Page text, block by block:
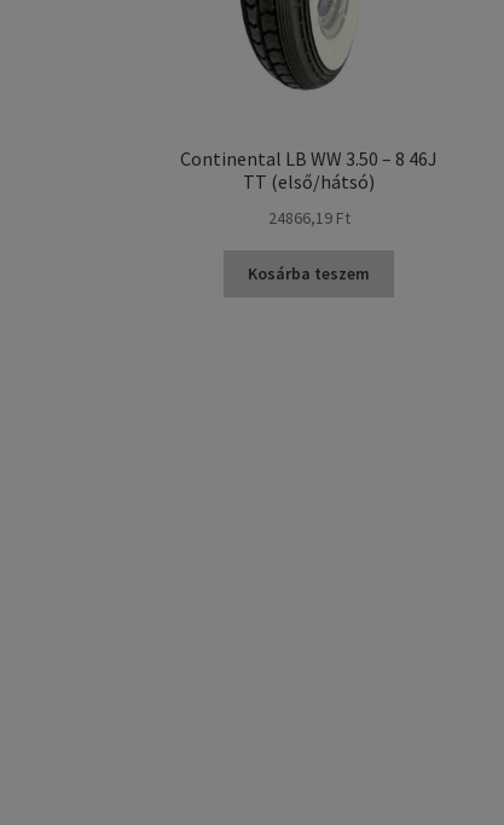
Continental LB WW 3.50 – 8 46J
TT (első/hátsó)
24866,19 Ft
Kosárba teszem